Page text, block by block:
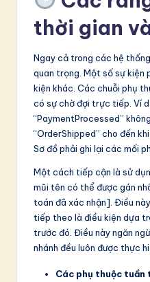
thời gian
Ngay cả trong các hệ
quan trọng. Một số sự kiện
kiện khác. Các chuỗi phụ
có sự chờ đợi trực tiếp. Ví
“PaymentProcessed”
“OrderShipped” cho đến
Sơ đồ phải ghi lại các mối
Một cách tiếp cận là sử
mũi tên có thể được gán
toán đã xác nhận]. Điều
tiếp theo là điều kiện dựa
trước đó. Điều này ngăn
nhánh đều luôn được thực
Các phụ thuộc tuần